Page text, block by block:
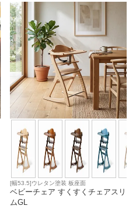
[幅53.5]ウレタン塗装 板座面
ベビーチェア すくすくチェアスリ
ムGL